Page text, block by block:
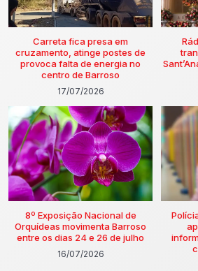
Carreta fica presa em
cruzamento, atinge postes de
provoca falta de energia no
centro de Barroso
17/07/2026
8º Exposição Nacional de
Orquídeas movimenta Barroso
entre os dias 24 e 26 de julho
16/07/2026